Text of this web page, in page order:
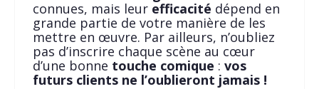
connues, mais leur efficacité dépend en
grande partie de votre manière de les
mettre en œuvre. Par ailleurs, n’oubliez
pas d’inscrire chaque scène au cœur
d’une bonne touche comique : vos
futurs clients ne l’oublieront jamais !